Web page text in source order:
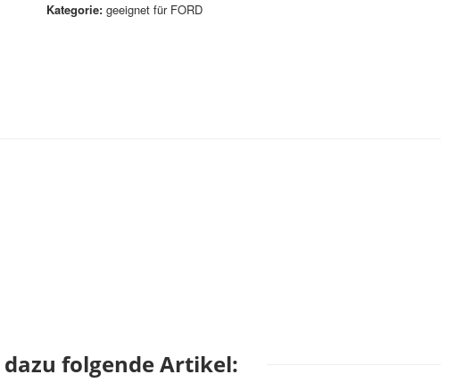
Kategorie geeignet für FORD
folgende Artikel: